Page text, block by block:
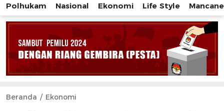
Tribun Rakyat
Tulus – Terdepan – Diharapkan
Polhukam Nasional Ekonomi Life Style
Beranda Ekonomi